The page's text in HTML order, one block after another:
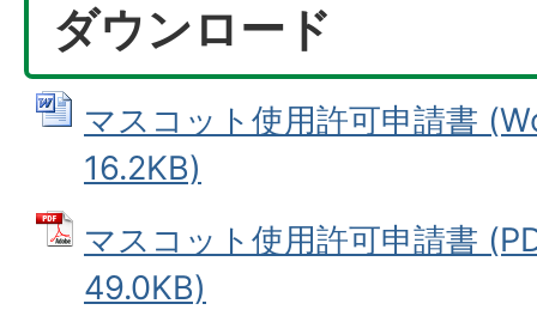
ダウンロード
マスコット使用許可申請書
16.2KB)
マスコット使用許可申請書
49.0KB)